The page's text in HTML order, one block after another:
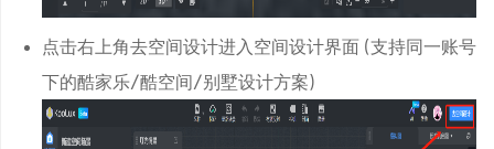
点击右上角去空间设计进入空间设计界面（支持同一账号
下的酷家乐/酷空间/别墅设计方案）